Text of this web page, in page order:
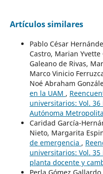
Artículos similares
Pablo César
Castro, Marian Yvette
Galeano de Rivas,
Marco Vinicio
Noé Abraham
en la UAM ,
universitarios: Vol.
Autónoma
Caridad García-
Nieto, Margarita
de emergencia ,
universitarios: Vol.
planta docente y